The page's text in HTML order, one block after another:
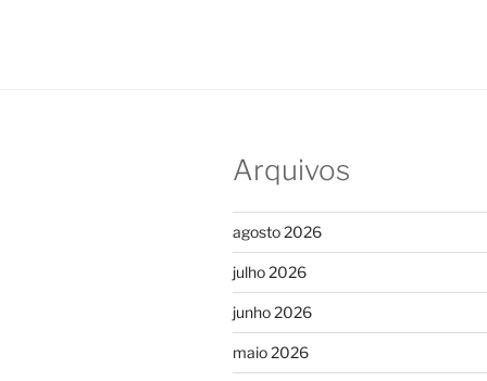
Arquivos
agosto 2026
julho 2026
junho 2026
maio 2026